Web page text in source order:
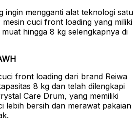
ingin mengganti alat teknologi satu
mesin cuci front loading yang miliki
hingga 8 kg selengkapnya di
front loading dari brand Reiwa
8 kg dan telah dilengkapi
Care Drum, yang memiliki
lebih bersih dan merawat pakaian